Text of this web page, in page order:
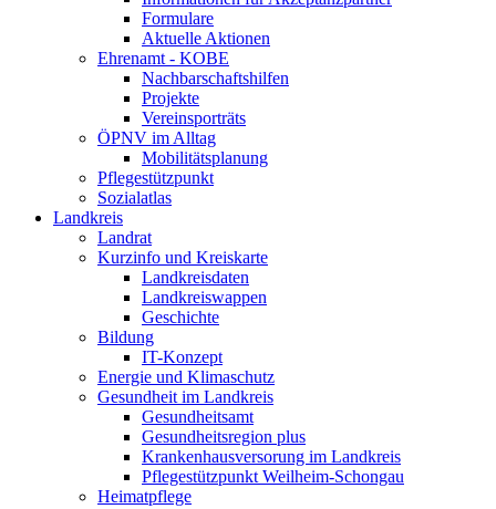
Formulare
Aktuelle Aktionen
Ehrenamt - KOBE
Nachbarschaftshilfen
Projekte
Vereinsporträts
ÖPNV im Alltag
Mobilitätsplanung
Pflegestützpunkt
Sozialatlas
Landkreis
Landrat
Kurzinfo und Kreiskarte
Landkreisdaten
Landkreiswappen
Geschichte
Bildung
IT-Konzept
Energie und Klimaschutz
Gesundheit im Landkreis
Gesundheitsamt
Gesundheitsregion plus
Krankenhausversorung im Landkreis
Pflegestützpunkt Weilheim-Schongau
Heimatpflege